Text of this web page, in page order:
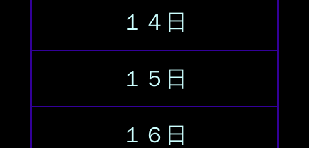
１４日
１５日
１６日